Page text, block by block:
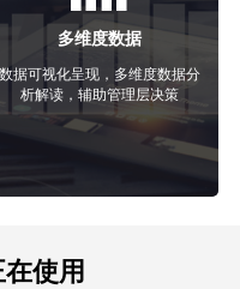
多维度数据
数据可视化呈现，多维度数据分
析解读，辅助管理层决策
使用